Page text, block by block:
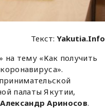
Текст:Yakutia.Info
на тему «Как получить
палаты Якутии,
Александр Ариносов.